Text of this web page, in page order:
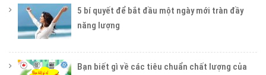
5 bí quyết để bắt đầu một ngày mới tràn đầy
năng lượng
Bạn biết gì về các tiêu chuẩn chất lượng của